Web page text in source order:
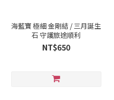
海藍寶 極細 金剛結 / 三月誕生
石 守護旅途順利
NT$650